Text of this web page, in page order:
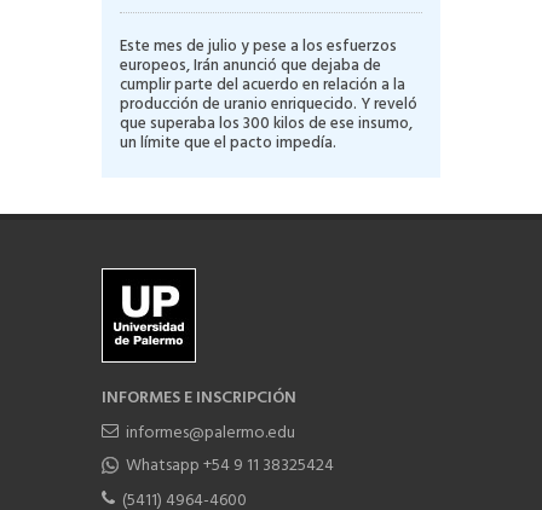
Este mes de julio y pese a los esfuerzos
europeos, Irán anunció que dejaba de
cumplir parte del acuerdo en relación a la
producción de uranio enriquecido. Y reveló
que superaba los 300 kilos de ese insumo,
un límite que el pacto impedía.
INFORMES E INSCRIPCIÓN
informes@palermo.edu
Whatsapp +54 9 11 38325424
(5411) 4964-4600